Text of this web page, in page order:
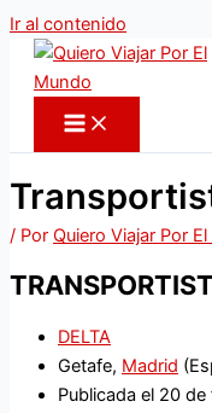
Ir al contenido
/ Por Quiero Viajar Por
DELTA
Getafe, Madrid
Publicada el 20 de